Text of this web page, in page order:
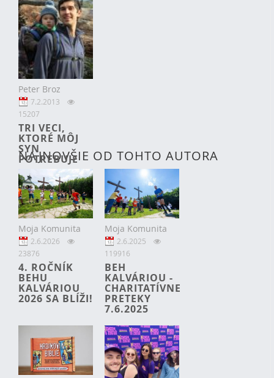
Peter Broz
7.2.2013
15207
TRI VECI,
KTORÉ MÔJ
SYN
POTREBUJE
NAJNOVŠIE OD TOHTO AUTORA
Moja Komunita
2.6.2026
23876
4. ROČNÍK
BEHU
KALVÁRIOU
2026 SA BLÍŽI!
Moja Komunita
2.6.2025
119916
BEH
KALVÁRIOU -
CHARITATÍVNE
PRETEKY
7.6.2025